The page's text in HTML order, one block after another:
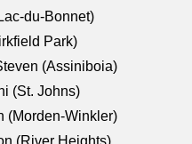
du-Bonnet)
Park)
(Assiniboia)
(St. Johns)
(Morden-Winkler)
(River Heights)